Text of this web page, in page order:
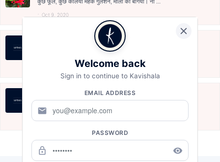
Oct 9, 2020
सिंगारदानी धरती मां की
#सिगारदानी धरती मां की, हरियाली और प्रकृति, जिन्हे...
एक #अनकही कहानी, सूनी गलियों की जुबानी। ना कोई लड़...
Oct 7, 2020
Welcome back
Sign in to continue to Kavishala
EMAIL ADDRESS
mail
PASSWORD
lock_outline remove_red_eye